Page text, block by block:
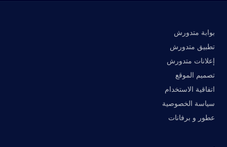
بوابة متدورش
تطبيق متدورش
إعلانات متدورش
تصميم الموقع
اتفاقية الاستخدام
سياسة الخصوصية
عطور و برفانات